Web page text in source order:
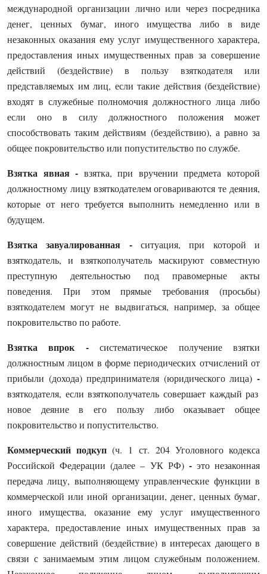
международной организации лично или через посредника
денег, ценных бумаг, иного имущества либо в виде
незаконных оказания ему услуг имущественного характера,
предоставления иных имущественных прав за совершение
действий (бездействие) в пользу взяткодателя или
представляемых им лиц, если такие действия (бездействие)
входят в служебные полномочия должностного лица либо
если оно в силу должностного положения может
способствовать таким действиям (бездействию), а равно за
общее покровительство или попустительство по службе.
Взятка явная - взятка, при вручении предмета которой
должностному лицу взяткодателем оговариваются те деяния,
которые от него требуется выполнить немедленно или в
будущем.
Взятка завуалированная -ситуация, при которой и
взяткодатель, и взяткополучатель маскируют совместную
преступную деятельностью под правомерные акты
поведения. При этом прямые требования (просьбы)
взяткодателем могут не выдвигаться, например, за общее
покровительство по работе.
Взятка впрок -систематическое получение взятки
должностным лицом в форме периодических отчислений от
прибыли (дохода) предпринимателя (юридического лица) -
взяткодателя, если взяткополучатель совершает каждый раз
новое деяние в его пользу либо оказывает общее
покровительство и попустительство.
Коммерческий подкуп (ч. 1 ст. 204 Уголовного кодекса
Российской Федерации (далее – УК РФ)- это незаконная
передача лицу, выполняющему управленческие функции в
коммерческой или иной организации, денег, ценных бумаг,
иного имущества, оказание ему услуг имущественного
характера, предоставление иных имущественных прав за
совершение действий (бездействие) в интересах дающего в
связи с занимаемым этим лицом служебным положением.